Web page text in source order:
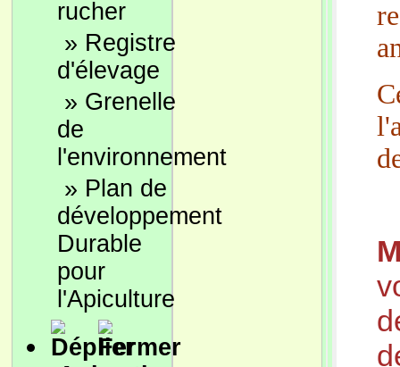
rucher
» Registre
d'élevage
» Grenelle
de
l'environnement
» Plan de
développement
Durable
pour
l'Apiculture